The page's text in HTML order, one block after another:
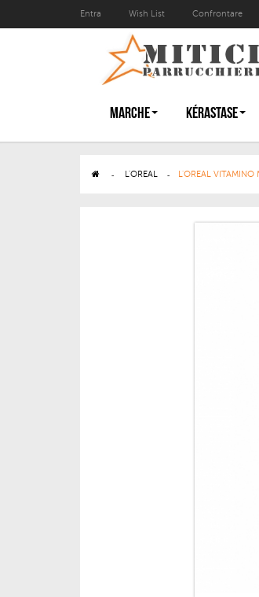
Entra Wish List Confrontare
MARCHE KÉRASTASE
> L'OREAL > L'OREAL VITAMINO